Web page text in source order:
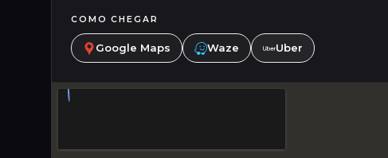
COMO CHEGAR
Google Maps Waze Uber